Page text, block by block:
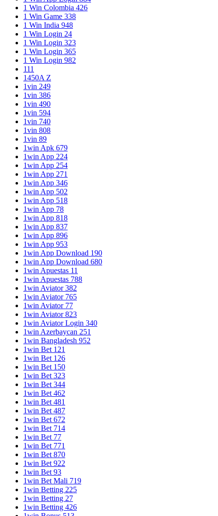
1 Win Colombia 426
1 Win Game 338
1 Win India 948
1 Win Login 24
1 Win Login 323
1 Win Login 365
1 Win Login 982
111
1450A Z
1vin 249
1vin 386
1vin 490
1vin 594
1vin 740
1vin 808
1vin 89
1win Apk 679
1win App 224
1win App 254
1win App 271
1win App 346
1win App 502
1win App 518
1win App 78
1win App 818
1win App 837
1win App 896
1win App 953
1win App Download 190
1win App Download 680
1win Apuestas 11
1win Apuestas 788
1win Aviator 382
1win Aviator 765
1win Aviator 77
1win Aviator 823
1win Aviator Login 340
1win Azerbaycan 251
1win Bangladesh 952
1win Bet 121
1win Bet 126
1win Bet 150
1win Bet 323
1win Bet 344
1win Bet 462
1win Bet 481
1win Bet 487
1win Bet 672
1win Bet 714
1win Bet 77
1win Bet 771
1win Bet 870
1win Bet 922
1win Bet 93
1win Bet Mali 719
1win Betting 225
1win Betting 27
1win Betting 426